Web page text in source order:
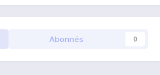
Abonnés 0